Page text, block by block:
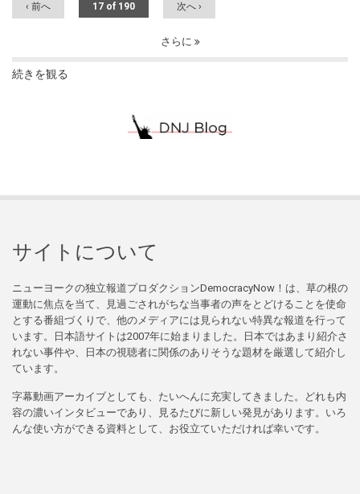
‹ 前へ 17 of 190 次へ ›
さらに
続きを観る
サイトについて
ニューヨークの独立報道プロダクションDemocracyNow！は、草の根の
運動に焦点を当て、見過ごされがちな当事者の声をとどけることを使命
とする番組づくりで、他のメディアには見られない特異な報道を行って
います。日本語サイトは2007年に始まりました。日本ではあまり紹介さ
れない事件や、日本の視聴者に関係のありそうな題材を厳選して紹介し
ています。
字幕動画アーカイブとしても、たいへんに充実してきました。どれも内
容の濃いインタビューであり、見るたびに新しい発見があります。いろ
んな使い方ができる資料として、お役立ていただければ幸いです。